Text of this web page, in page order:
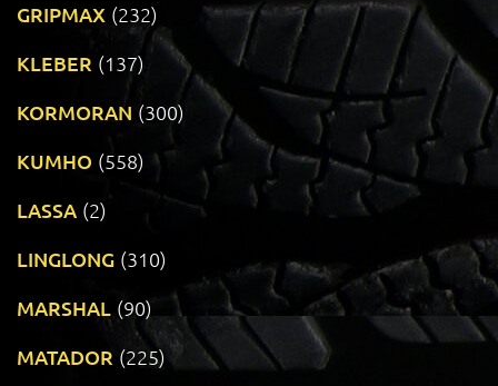
GRIPMAX (232)
KLEBER (137)
KORMORAN (300)
KUMHO (558)
LASSA (2)
LINGLONG (310)
MARSHAL (90)
MATADOR (225)